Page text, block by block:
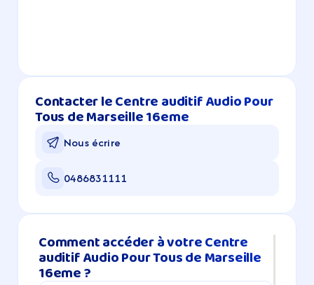
Contacter le Centre auditif Audio Pour
Tous de Marseille 16eme
Nous écrire
0486831111
Comment accéder à votre Centre
auditif Audio Pour Tous de Marseille
16eme ?